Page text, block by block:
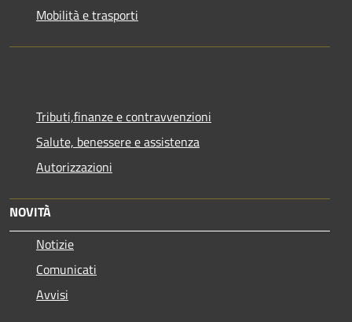
Mobilità e trasporti
Tributi,finanze e contravvenzioni
Salute, benessere e assistenza
Autorizzazioni
NOVITÀ
Notizie
Comunicati
Avvisi